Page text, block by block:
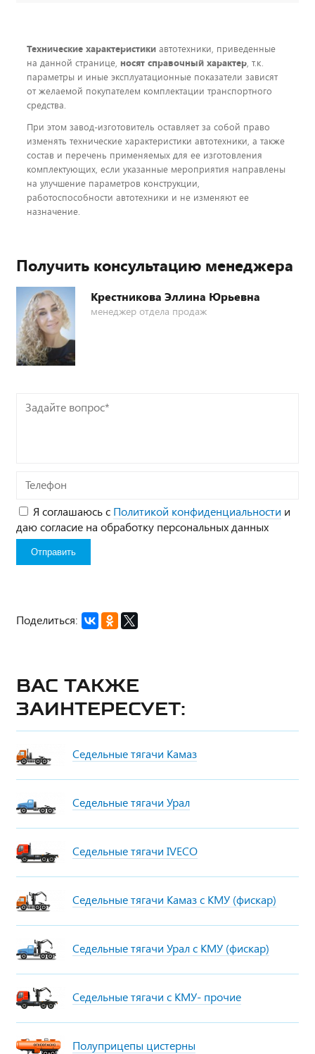
Технические характеристики автотехники, приведенные
на данной странице, носят справочный характер, т.к.
параметры и иные эксплуатационные показатели зависят
от желаемой покупателем комплектации транспортного
средства.
При этом завод-изготовитель оставляет за собой право
изменять технические характеристики автотехники, а также
состав и перечень применяемых для ее изготовления
комплектующих, если указанные мероприятия направлены
на улучшение параметров конструкции,
работоспособности автотехники и не изменяют ее
назначение.
Получить консультацию менеджера
Крестникова Эллина Юрьевна
менеджер отдела продаж
Задайте
вопрос*
Телефон
Я соглашаюсь с Политикой конфиденциальности и
даю согласие на обработку персональных данных
Поделиться:
Вас также
заинтересует:
Седельные тягачи Камаз
Седельные тягачи Урал
Седельные тягачи IVECO
Седельные тягачи Камаз с КМУ (фискар)
Седельные тягачи Урал с КМУ (фискар)
Седельные тягачи с КМУ- прочие
Полуприцепы цистерны